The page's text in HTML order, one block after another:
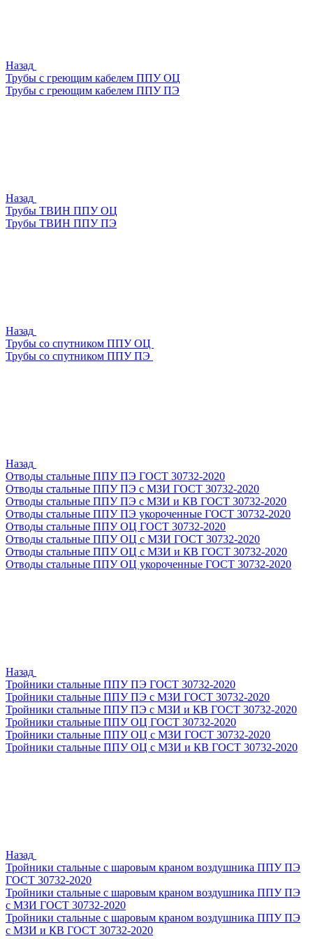
Назад
Трубы с греющим кабелем ППУ ОЦ
Трубы с греющим кабелем ППУ ПЭ
Назад
Трубы ТВИН ППУ ОЦ
Трубы ТВИН ППУ ПЭ
Назад
Трубы со спутником ППУ ОЦ
Трубы со спутником ППУ ПЭ
Назад
Отводы стальные ППУ ПЭ ГОСТ 30732-2020
Отводы стальные ППУ ПЭ с МЗИ ГОСТ 30732-2020
Отводы стальные ППУ ПЭ с МЗИ и КВ ГОСТ 30732-2020
Отводы стальные ППУ ПЭ укороченные ГОСТ 30732-2020
Отводы стальные ППУ ОЦ ГОСТ 30732-2020
Отводы стальные ППУ ОЦ с МЗИ ГОСТ 30732-2020
Отводы стальные ППУ ОЦ с МЗИ и КВ ГОСТ 30732-2020
Отводы стальные ППУ ОЦ укороченные ГОСТ 30732-2020
Назад
Тройники стальные ППУ ПЭ ГОСТ 30732-2020
Тройники стальные ППУ ПЭ с МЗИ ГОСТ 30732-2020
Тройники стальные ППУ ПЭ с МЗИ и КВ ГОСТ 30732-2020
Тройники стальные ППУ ОЦ ГОСТ 30732-2020
Тройники стальные ППУ ОЦ с МЗИ ГОСТ 30732-2020
Тройники стальные ППУ ОЦ с МЗИ и КВ ГОСТ 30732-2020
Назад
Тройники стальные с шаровым краном воздушника ППУ ПЭ
ГОСТ 30732-2020
Тройники стальные с шаровым краном воздушника ППУ ПЭ
с МЗИ ГОСТ 30732-2020
Тройники стальные с шаровым краном воздушника ППУ ПЭ
с МЗИ и КВ ГОСТ 30732-2020